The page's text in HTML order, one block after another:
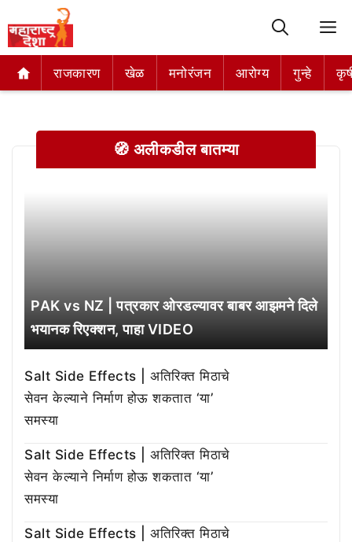
राजकारण खेळ मनोरंजन आरोग्य गुन्हे
राजकारण खेळ मनोरंजन आरोग्य गुन्हे
🧭 अलीकडील बातम्या
PAK vs NZ | पत्रकार ओरडल्यावर बाबर आझमने दिले
भयानक रिएक्शन, पाहा VIDEO
Salt Side Effects | अतिरिक्त मिठाचे
सेवन केल्याने निर्माण होऊ शकतात ‘या’
समस्या
Salt Side Effects | अतिरिक्त मिठाचे
सेवन केल्याने निर्माण होऊ शकतात ‘या’
समस्या
Salt Side Effects | अतिरिक्त मिठाचे